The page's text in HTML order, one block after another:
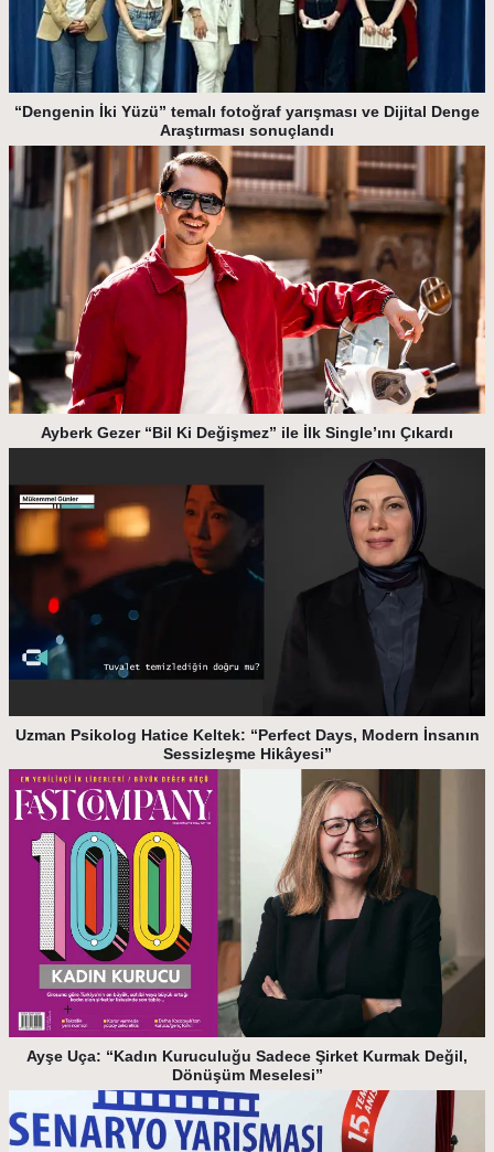
“Dengenin İki Yüzü” temalı fotoğraf yarışması ve Dijital Denge
Araştırması sonuçlandı
Ayberk Gezer “Bil Ki Değişmez” ile İlk Single’ını Çıkardı
Uzman Psikolog Hatice Keltek: “Perfect Days, Modern İnsanın
Sessizleşme Hikâyesi”
Ayşe Uça: “Kadın Kuruculuğu Sadece Şirket Kurmak Değil,
Dönüşüm Meselesi”